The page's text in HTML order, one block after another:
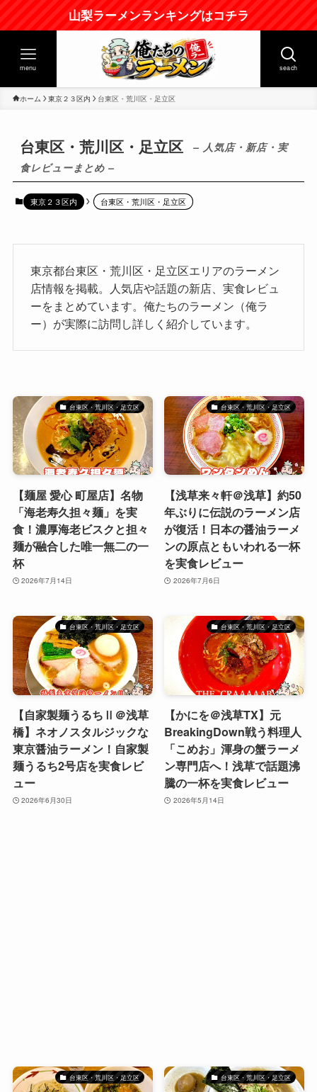
山梨ラーメンランキングはコチラ
seach
menu
ホーム 東京２３区内 台東区・荒川区・足立区
台東区・荒川区・足立区
– 人気店・新店・実
食レビューまとめ –
東京２３区内 台東区・荒川区・足立区
東京都台東区・荒川区・足立区エリアのラーメン
店情報を掲載。人気店や話題の新店、実食レビュ
ーをまとめています。俺たちのラーメン（俺ラ
ー）が実際に訪問し詳しく紹介しています。
台東区・荒川区・足立区
【麺屋 愛心 町屋店】名物
「海老寿久担々麺」を実
食！濃厚海老ビスクと担々
麺が融合した唯一無二の一
杯
2026年7月14日
台東区・荒川区・足立区
【浅草来々軒＠浅草】約50
年ぶりに伝説のラーメン店
が復活！日本の醤油ラーメ
ンの原点ともいわれる一杯
を実食レビュー
2026年7月6日
台東区・荒川区・足立区
【自家製麺うるちⅡ＠浅草
橋】ネオノスタルジックな
東京醤油ラーメン！自家製
麺うるち2号店を実食レビ
ュー
2026年6月30日
台東区・荒川区・足立区
【かにを＠浅草TX】元
BreakingDown戦う料理人
「こめお」渾身の蟹ラーメ
ン専門店へ！浅草で話題沸
騰の一杯を実食レビュー
2026年5月14日
台東区・荒川区・足立区 台東区・荒川区・足立区